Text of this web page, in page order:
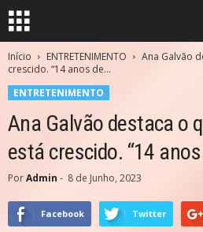
Início ENTRETENIMENTO
Ana Galvão
crescido. “14 anos de...
ENTRETENIMENTO
Ana Galvão destaca o
está crescido. “14 anos
PorAdmin - 8 de Junho, 2023
Facebook Twitter